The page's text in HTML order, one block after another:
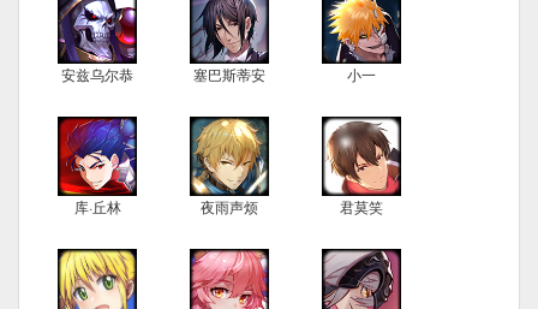
安兹乌尔恭 塞巴斯蒂安 小一
库·丘林 夜雨声烦 君莫笑